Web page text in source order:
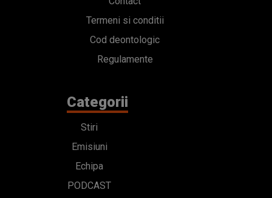
Termeni si conditii
Cod deontologic
Regulamente
Categorii
Stiri
Emisiuni
Echipa
PODCAST